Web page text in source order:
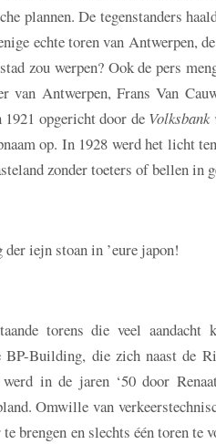
plannen. De tegenstanders
echte toren van Antwerpen,
zou werpen? Ook de pers
van Antwerpen, Frans Van
1921 opgericht door de Volksbank
op. In 1928 werd het licht
zonder toeters of bellen in
iejn stoan in ’eure japon!
torens die veel
BP-Building, die zich naast de
in de jaren ‘50 door
Omwille van
brengen en slechts één toren